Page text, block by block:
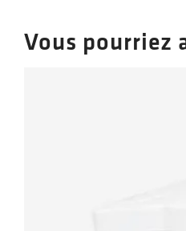
Vous pourriez